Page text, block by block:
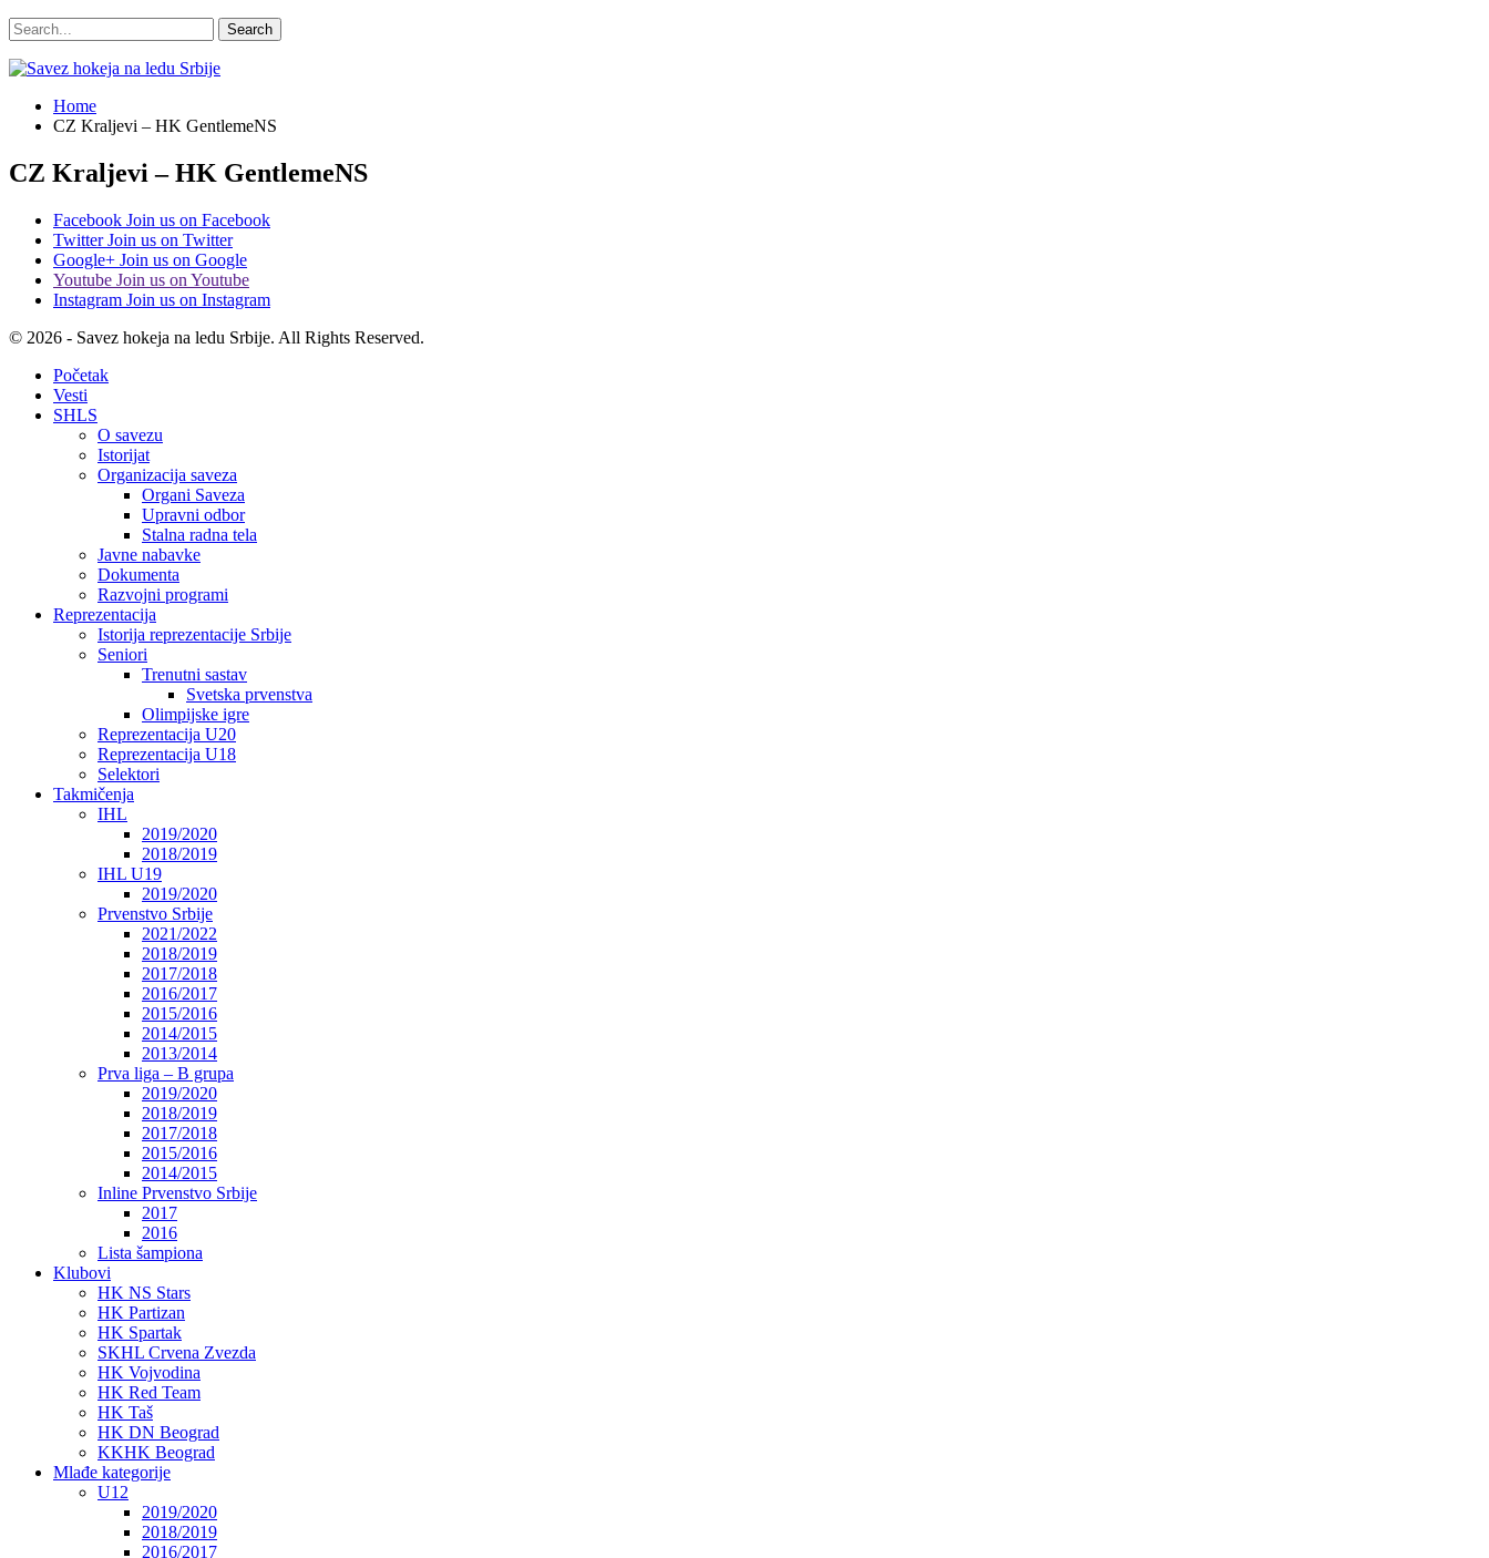
Home
CZ Kraljevi – HK GentlemeNS
CZ Kraljevi – HK GentlemeNS
Facebook Join us on Facebook
Twitter Join us on Twitter
Google+ Join us on Google
Youtube Join us on Youtube
Instagram Join us on Instagram
© 2026 - Savez hokeja na ledu Srbije. All Rights Reserved.
Početak
Vesti
SHLS
O savezu
Istorijat
Organizacija saveza
Organi Saveza
Upravni odbor
Stalna radna tela
Javne nabavke
Dokumenta
Razvojni programi
Reprezentacija
Istorija reprezentacije Srbije
Seniori
Trenutni sastav
Svetska prvenstva
Olimpijske igre
Reprezentacija U20
Reprezentacija U18
Selektori
Takmičenja
IHL
2019/2020
2018/2019
IHL U19
2019/2020
Prvenstvo Srbije
2021/2022
2018/2019
2017/2018
2016/2017
2015/2016
2014/2015
2013/2014
Prva liga – B grupa
2019/2020
2018/2019
2017/2018
2015/2016
2014/2015
Inline Prvenstvo Srbije
2017
2016
Lista šampiona
Klubovi
HK NS Stars
HK Partizan
HK Spartak
SKHL Crvena Zvezda
HK Vojvodina
HK Red Team
HK Taš
HK DN Beograd
KKHK Beograd
Mlađe kategorije
U12
2019/2020
2018/2019
2016/2017